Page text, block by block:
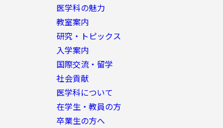
医学科の魅力
教室案内
研究・トピックス
入学案内
国際交流・留学
社会貢献
医学科について
在学生・教員の方
卒業生の方へ